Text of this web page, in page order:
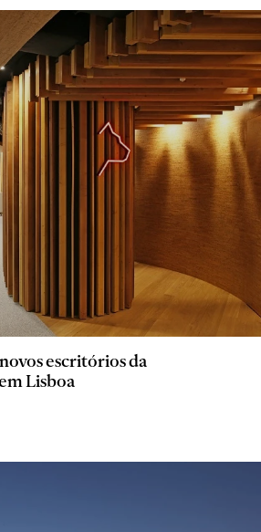
escritórios da
Lisboa